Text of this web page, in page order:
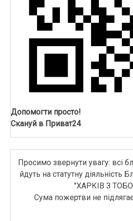
Допомогти просто!
Скануй в Приват24
Просимо звернути увагу: всі
йдуть на статутну діяльність
"ХАРКІВ З
Сума пожертви не